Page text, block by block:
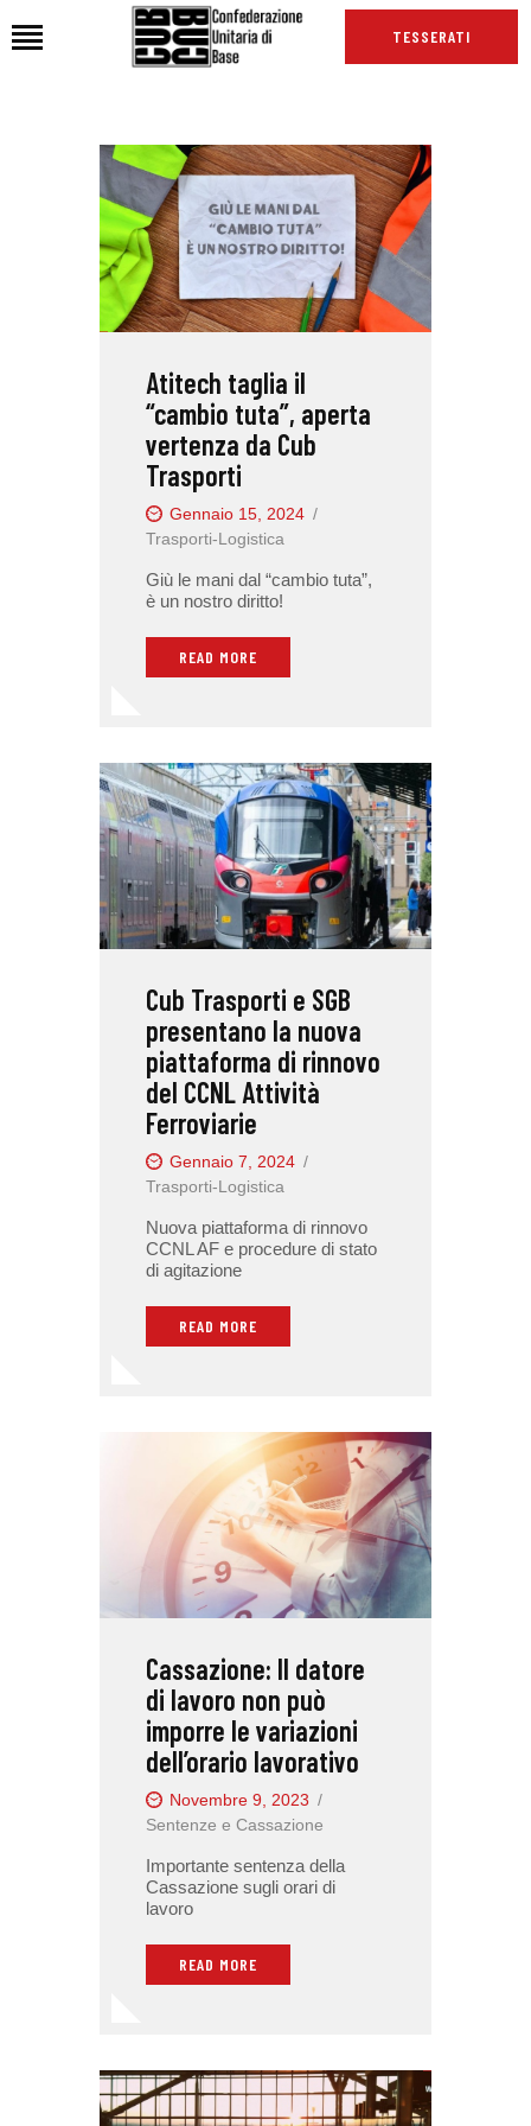
TESSERATI
HOME
CHI SIAMO
SEDI
NEWS
PODCAST CUB
INTERNAZIONALE
RASSEGNA STAMPA
Atitech taglia il
“cambio tuta”, aperta
vertenza da Cub
Trasporti
Gennaio 15, 2024
Trasporti-Logistica
Giù le mani dal “cambio tuta”,
è un nostro diritto!
READ MORE
Cub Trasporti e SGB
presentano la nuova
piattaforma di rinnovo
del CCNL Attività
Ferroviarie
Gennaio 7, 2024
Trasporti-Logistica
Nuova piattaforma di rinnovo
CCNL AF e procedure di stato
di agitazione
READ MORE
Cassazione: Il datore
di lavoro non può
imporre le variazioni
dell’orario lavorativo
Novembre 9, 2023
Sentenze e Cassazione
Importante sentenza della
Cassazione sugli orari di
lavoro
READ MORE